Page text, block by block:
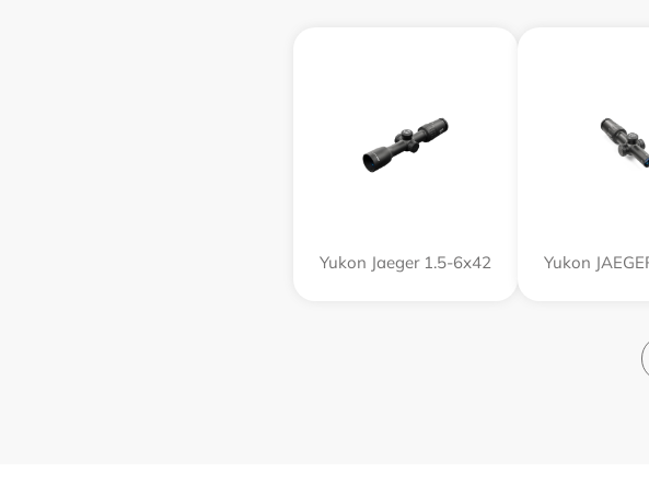
Yukon Jaeger 1.5-6x42 Yukon